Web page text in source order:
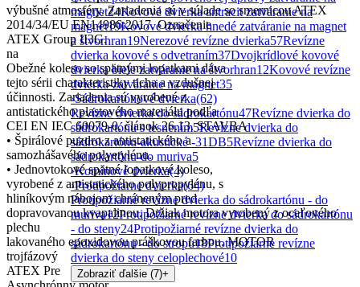
magnet24Kovové dvierka antracit zatváranie na
magnet19Kovové dvierka hnedé zatváranie na magnet
a štvorhran19Nerezové revízne dvierka57Revízne
dvierka kovové s odvetraním37Dvojkrídlové kovové
dvierka biele zatváranie na štvorhran12Kovové revízne
dvierka-zatváranie na magnet35
›Sádrokartónové dvierka(62)
Revízne dvierka do sádrokartónu47Revízne dvierka do
sádrokartónu s tesnením5Revízne dvierka do
sádrokartónu-akustické -31DB5Revízne dvierka do
sádrokartónu-do muriva5
›Komínové dvierka(4)
›Protipožiarne dvierka(64)
Protipožiarné revízne dvierka do sádrokartónu - do
muriva12Protipožiarné revízne dvierka do sádrokartónu
- do steny24Protipožiarné revízne dvierka do
sádrokartónu - do stropu18Protipožiarne revízne
dvierka do steny celoplechové10
Zobraziť ďalšie (7)+
výbušné atmosféry. Zariadenia sú v súlade so smernicou ATEX
2014/34/EU EN14986:2017. Označenie
ATEX Group II3G.
na
Obežné koleso so spätnými lopatkami dáva
tejto sérii charakteristiky ticha a vzdušnej
účinnosti. Zariadenia sú vyrobené z
antistatického plastového materiálu podľa
CEI EN IEC 60079-0, článok 26.13. STAVBA
• Špirálové puzdro z antistatického a
samozhášavého polyetylénu.
• Jednovtokové spätné lopatkové koleso,
vyrobené z antistatického polypropylénu, s
hliníkovým nábojom chráneným pred
dopravovanou kvapalinou. Držiak motora vyrobený z oceľového
plechu
lakovaného epoxidovou práškovou farbou. MOTOR
trojfázový
ATEX Pre